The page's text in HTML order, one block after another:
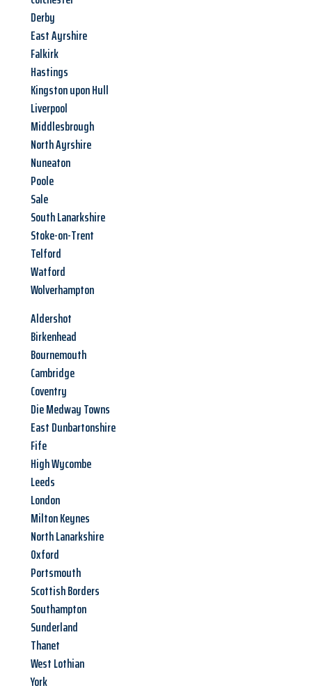
Derby
East Ayrshire
Falkirk
Hastings
Kingston upon Hull
Liverpool
Middlesbrough
North Ayrshire
Nuneaton
Poole
Sale
South Lanarkshire
Stoke-on-Trent
Telford
Watford
Wolverhampton
Aldershot
Birkenhead
Bournemouth
Cambridge
Coventry
Die Medway Towns
East Dunbartonshire
Fife
High Wycombe
Leeds
London
Milton Keynes
North Lanarkshire
Oxford
Portsmouth
Scottish Borders
Southampton
Sunderland
Thanet
West Lothian
York